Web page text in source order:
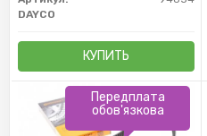
DAYCO
КУПИТЬ
Передплата
обов'язкова